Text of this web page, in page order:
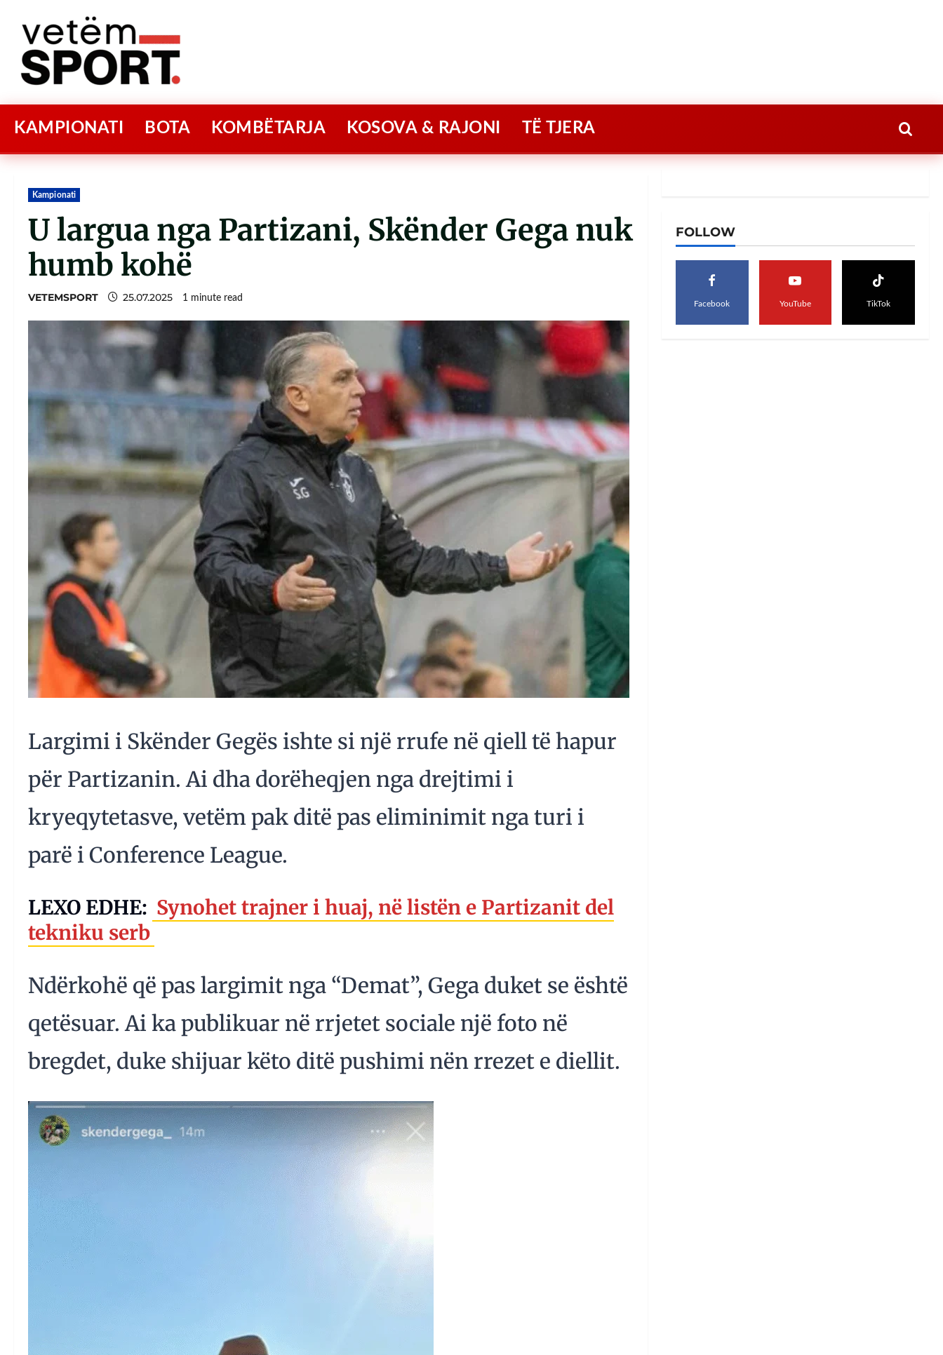
KAMPIONATI BOTA KOMBËTARJA KOSOVA & RAJONI TË TJERA
Kampionati
U largua nga Partizani, Skënder Gega nuk
humb kohë
VETEMSPORT 25.07.2025 1 minute read
Largimi i Skënder Gegës ishte si një rrufe në qiell të hapur
për Partizanin. Ai dha dorëheqjen nga drejtimi i
kryeqytetasve, vetëm pak ditë pas eliminimit nga turi i
parë i Conference League.
LEXO EDHE: Synohet trajner i huaj, në listën e Partizanit del
tekniku serb
Ndërkohë që pas largimit nga “Demat”, Gega duket se është
qetësuar. Ai ka publikuar në rrjetet sociale një foto në
bregdet, duke shijuar këto ditë pushimi nën rrezet e diellit.
FOLLOW
Facebook YouTube TikTok